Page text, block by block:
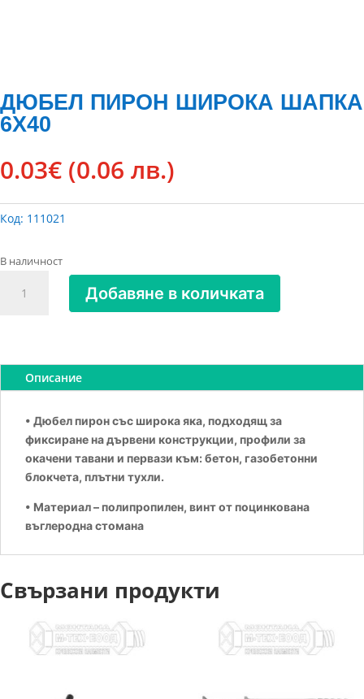
ДЮБЕЛ ПИРОН ШИРОКА ШАПКА
6Х40
0.03€ (0.06 лв.)
Код: 111021
В наличност
ШАПКА
6Х40
Добавяне в количката
Описание
• Дюбел пирон със широка яка, подходящ за
фиксиране на дървени конструкции, профили за
окачени тавани и первази към: бетон, газобетонни
блокчета, плътни тухли.
• Материал – полипропилен, винт от поцинкована
въглеродна стомана
Свързани продукти